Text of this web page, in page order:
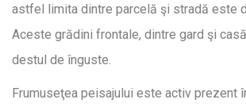
astfel limita dintre parcelă şi stradă este
Aceste grădini frontale, dintre gard şi
destul de înguste.
Frumuseţea peisajului este activ prezent